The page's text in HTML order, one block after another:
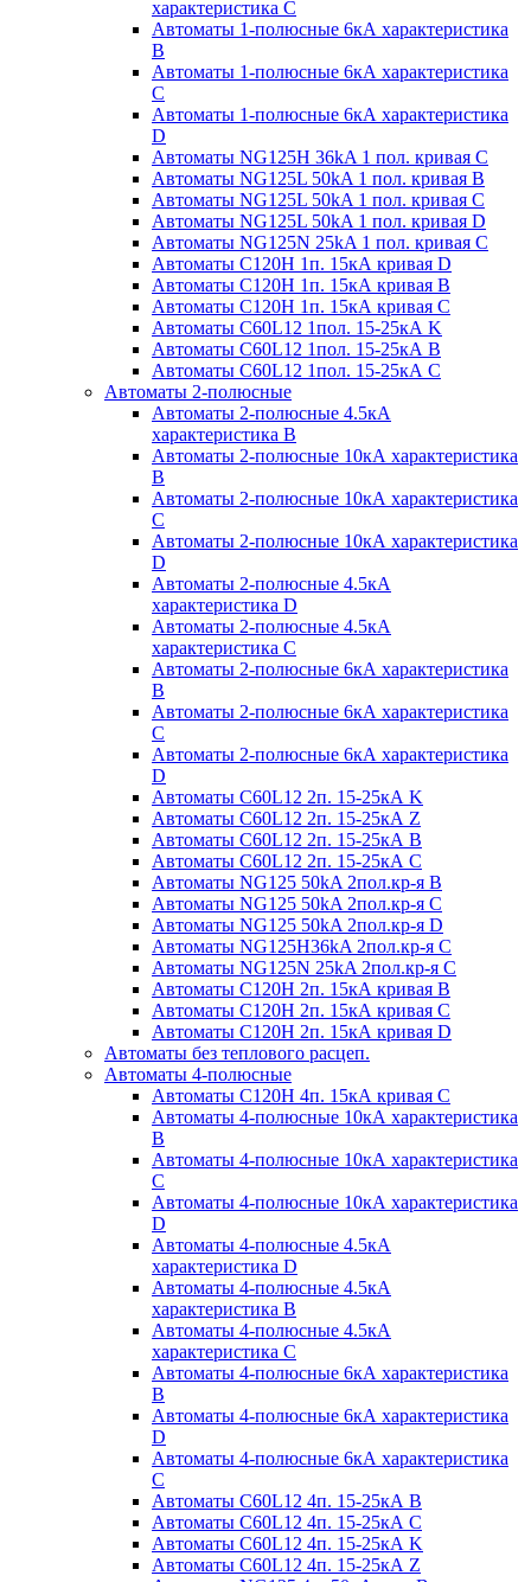
характеристика С
Автоматы 1-полюсные 6кА характеристика
B
Автоматы 1-полюсные 6кА характеристика
C
Автоматы 1-полюсные 6кА характеристика
D
Автоматы NG125H 36kA 1 пол. кривая C
Автоматы NG125L 50kA 1 пол. кривая B
Автоматы NG125L 50kA 1 пол. кривая C
Автоматы NG125L 50kA 1 пол. кривая D
Автоматы NG125N 25kA 1 пол. кривая C
Автоматы С120H 1п. 15кА кривая D
Автоматы С120H 1п. 15кА кривая В
Автоматы С120H 1п. 15кА кривая С
Автоматы С60L12 1пол. 15-25кА K
Автоматы С60L12 1пол. 15-25кА В
Автоматы С60L12 1пол. 15-25кА С
Автоматы 2-полюсные
Автоматы 2-полюсные 4.5кА
характеристика В
Автоматы 2-полюсные 10кА характеристика
B
Автоматы 2-полюсные 10кА характеристика
C
Автоматы 2-полюсные 10кА характеристика
D
Автоматы 2-полюсные 4.5кА
характеристика D
Автоматы 2-полюсные 4.5кА
характеристика С
Автоматы 2-полюсные 6кА характеристика
B
Автоматы 2-полюсные 6кА характеристика
C
Автоматы 2-полюсные 6кА характеристика
D
Автоматы C60L12 2п. 15-25кА K
Автоматы C60L12 2п. 15-25кА Z
Автоматы C60L12 2п. 15-25кА B
Автоматы C60L12 2п. 15-25кА C
Автоматы NG125 50kA 2пол.кр-я B
Автоматы NG125 50kA 2пол.кр-я C
Автоматы NG125 50kA 2пол.кр-я D
Автоматы NG125H36kA 2пол.кр-я C
Автоматы NG125N 25kA 2пол.кр-я C
Автоматы С120H 2п. 15кА кривая B
Автоматы С120H 2п. 15кА кривая C
Автоматы С120H 2п. 15кА кривая D
Автоматы без теплового расцеп.
Автоматы 4-полюсные
Автоматы С120H 4п. 15кА кривая C
Автоматы 4-полюсные 10кА характеристика
B
Автоматы 4-полюсные 10кА характеристика
C
Автоматы 4-полюсные 10кА характеристика
D
Автоматы 4-полюсные 4.5кА
характеристика D
Автоматы 4-полюсные 4.5кА
характеристика В
Автоматы 4-полюсные 4.5кА
характеристика С
Автоматы 4-полюсные 6кА характеристика
B
Автоматы 4-полюсные 6кА характеристика
D
Автоматы 4-полюсные 6кА характеристика
С
Автоматы C60L12 4п. 15-25кА B
Автоматы C60L12 4п. 15-25кА C
Автоматы C60L12 4п. 15-25кА K
Автоматы C60L12 4п. 15-25кА Z